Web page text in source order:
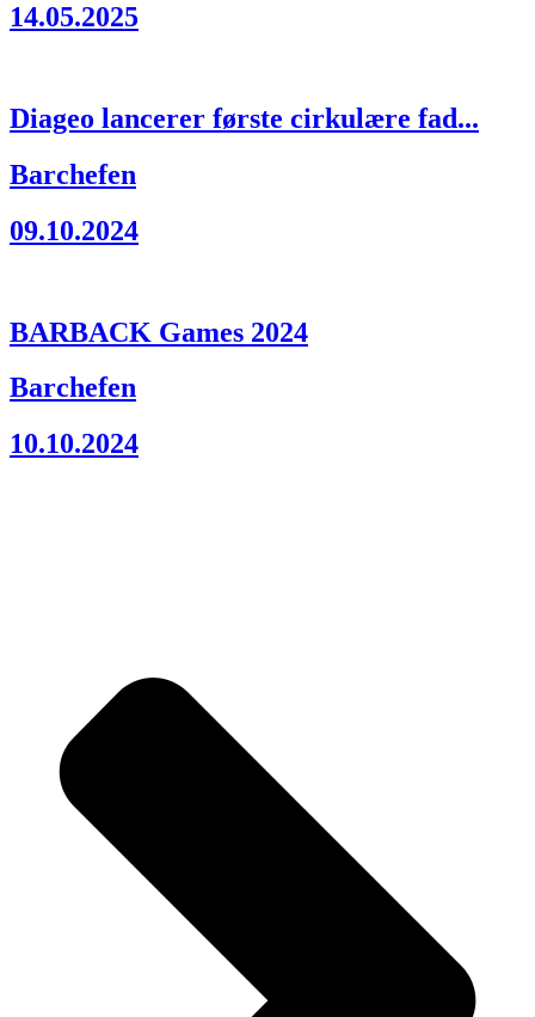
14.05.2025
Diageo lancerer første cirkulære fad...
Barchefen
09.10.2024
BARBACK Games 2024
Barchefen
10.10.2024